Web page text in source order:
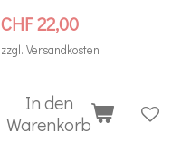
CHF 22,00
zzgl. Versandkosten
In den
Warenkorb